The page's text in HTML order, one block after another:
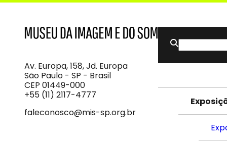
Imagem
e
do
Som
Av. Europa, 158, Jd. Europa
São Paulo - SP - Brasil
CEP 01449-000
+55 (11) 2117-4777
faleconosco@mis-sp.org.br
Buscar
por: